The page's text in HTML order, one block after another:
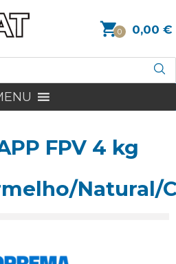
0 0,00 €
FPV 4 kg
Natural/